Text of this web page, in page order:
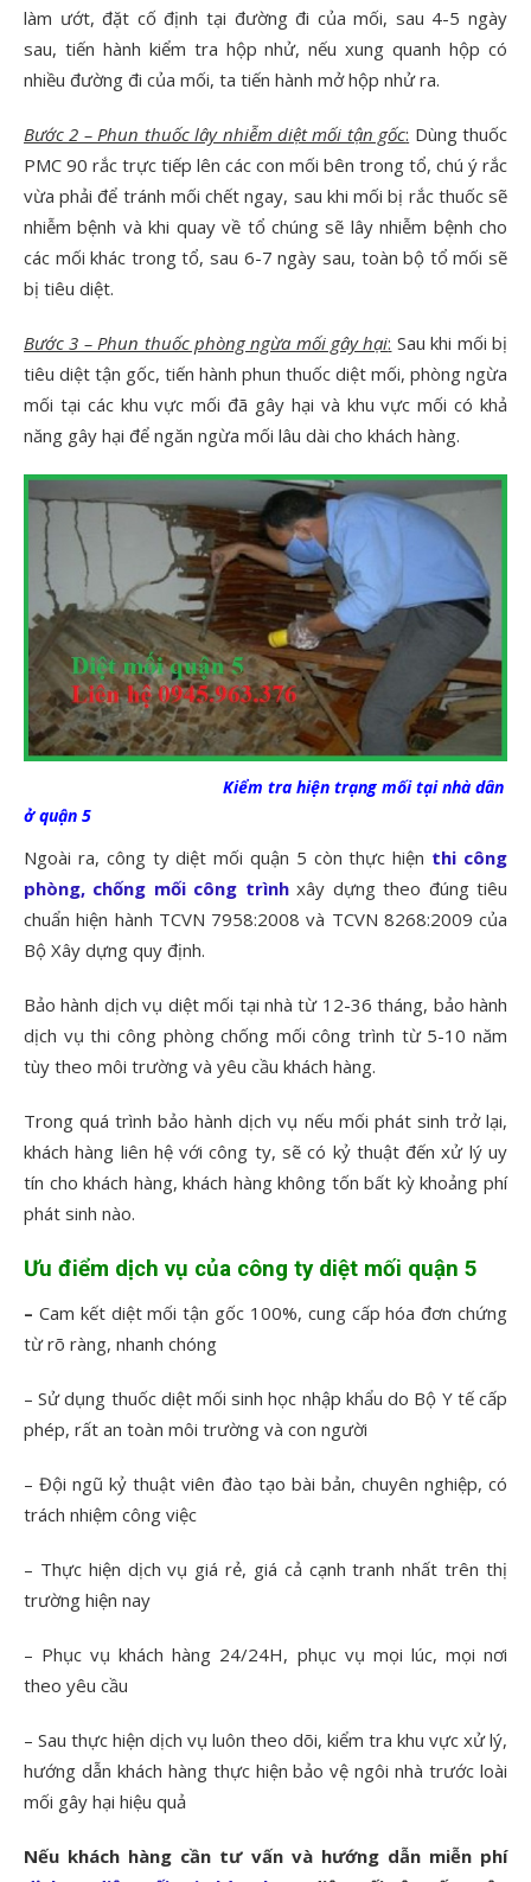
làm ướt, đặt cố định tại đường đi của mối, sau 4-5 ngày
sau, tiến hành kiểm tra hộp nhử, nếu xung quanh hộp có
nhiều đường đi của mối, ta tiến hành mở hộp nhử ra.
Bước 2 – Phun thuốc lây nhiễm diệt mối tận gốc: Dùng thuốc
PMC 90 rắc trực tiếp lên các con mối bên trong tổ, chú ý rắc
vừa phải để tránh mối chết ngay, sau khi mối bị rắc thuốc sẽ
nhiễm bệnh và khi quay về tổ chúng sẽ lây nhiễm bệnh cho
các mối khác trong tổ, sau 6-7 ngày sau, toàn bộ tổ mối sẽ
bị tiêu diệt.
Bước 3 – Phun thuốc phòng ngừa mối gây hại: Sau khi mối bị
tiêu diệt tận gốc, tiến hành phun thuốc diệt mối, phòng ngừa
mối tại các khu vực mối đã gây hại và khu vực mối có khả
năng gây hại để ngăn ngừa mối lâu dài cho khách hàng.
Kiểm tra hiện trạng mối tại nhà dân
ở quận 5
Ngoài ra, công ty diệt mối quận 5 còn thực hiện thi công
phòng, chống mối công trìnhxây dựng theo đúng tiêu
chuẩn hiện hành TCVN 7958:2008 và TCVN 8268:2009 của
Bộ Xây dựng quy định.
Bảo hành dịch vụ diệt mối tại nhà từ 12-36 tháng, bảo hành
dịch vụ thi công phòng chống mối công trình từ 5-10 năm
tùy theo môi trường và yêu cầu khách hàng.
Trong quá trình bảo hành dịch vụ nếu mối phát sinh trở lại,
khách hàng liên hệ với công ty, sẽ có kỷ thuật đến xử lý uy
tín cho khách hàng, khách hàng không tốn bất kỳ khoảng phí
phát sinh nào.
Ưu điểm dịch vụ của công ty diệt mối quận 5
– Cam kết diệt mối tận gốc 100%, cung cấp hóa đơn chứng
từ rõ ràng, nhanh chóng
– Sử dụng thuốc diệt mối sinh học nhập khẩu do Bộ Y tế cấp
phép, rất an toàn môi trường và con người
– Đội ngũ kỷ thuật viên đào tạo bài bản, chuyên nghiệp, có
trách nhiệm công việc
– Thực hiện dịch vụ giá rẻ, giá cả cạnh tranh nhất trên thị
trường hiện nay
– Phục vụ khách hàng 24/24H, phục vụ mọi lúc, mọi nơi
theo yêu cầu
– Sau thực hiện dịch vụ luôn theo dõi, kiểm tra khu vực xử lý,
hướng dẫn khách hàng thực hiện bảo vệ ngôi nhà trước loài
mối gây hại hiệu quả
Nếu khách hàng cần tư vấn và hướng dẫn miễn phí